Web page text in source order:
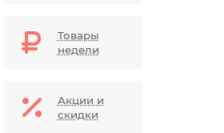
Товары
недели
Акции и
скидки